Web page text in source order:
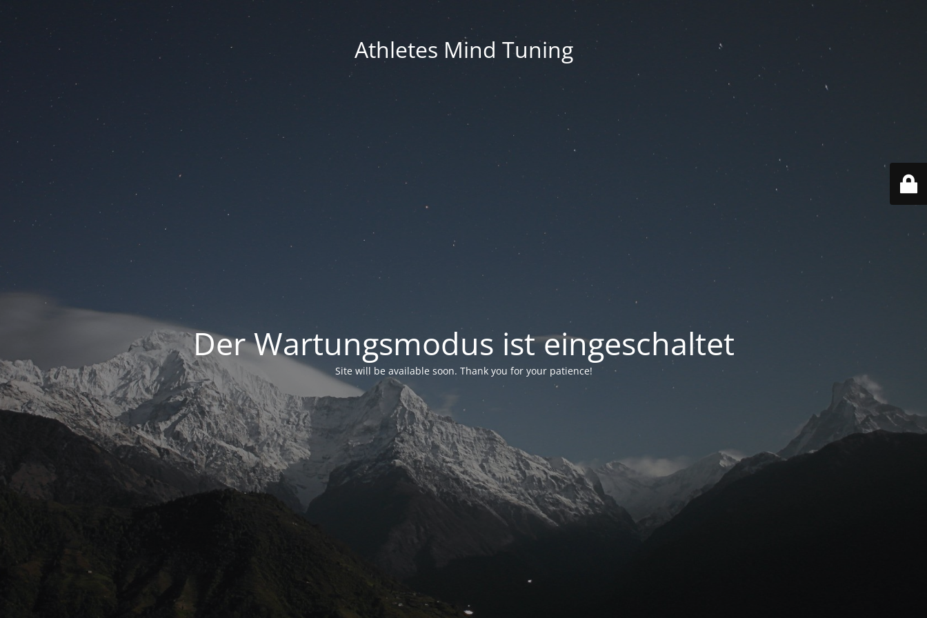
Athletes Mind Tuning
Der Wartungsmodus ist eingeschaltet
Site will be available soon. Thank you for your patience!